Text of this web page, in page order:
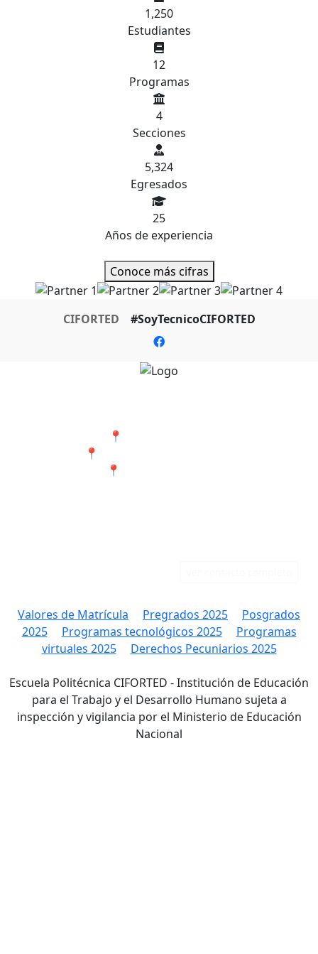
1,250
Estudiantes
12
Programas
4
Secciones
5,324
Egresados
25
Años de experiencia
Conoce más cifras
CIFORTED #SoyTecnicoCIFORTED
📍 Cali - San Bosco
📍 Jamundí - Barrio Popular
📍 Tumaco - Nariño
Valores de Matrícula Pregrados 2025
Posgrados
2025
Programas tecnológicos 2025
Programas
virtuales 2025
Derechos Pecuniarios 2025
Escuela Politécnica CIFORTED - Institución de Educación
para el Trabajo y el Desarrollo Humano sujeta a
inspección y vigilancia por el Ministerio de Educación
Nacional